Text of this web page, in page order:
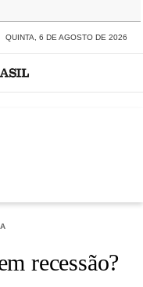
QUINTA, 6 DE AGOSTO DE 2026
recessão?